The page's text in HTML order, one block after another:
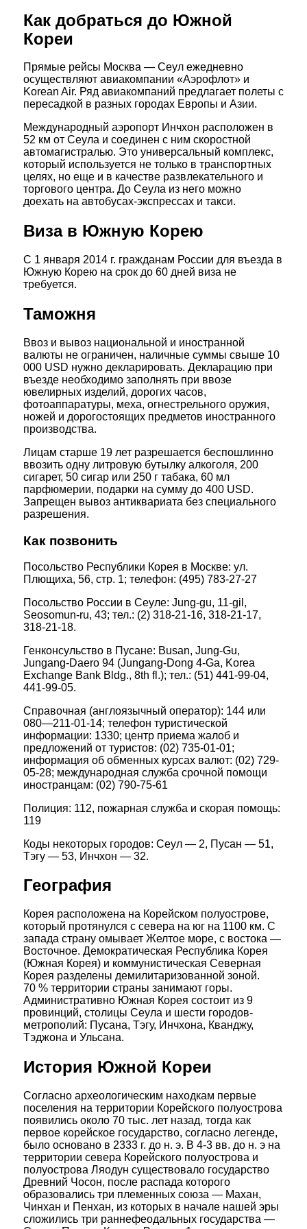
Как добраться до Южной
Кореи
Прямые рейсы Москва — Сеул ежедневно
осуществляют авиакомпании «Аэрофлот» и
Korean Air. Ряд авиакомпаний предлагает полеты с
пересадкой в разных городах Европы и Азии.
Международный аэропорт Инчхон расположен в
52 км от Сеула и соединен с ним скоростной
автомагистралью. Это универсальный комплекс,
который используется не только в транспортных
целях, но еще и в качестве развлекательного и
торгового центра. До Сеула из него можно
доехать на автобусах-экспрессах и такси.
Виза в Южную Корею
С 1 января 2014 г. гражданам России для въезда в
Южную Корею на срок до 60 дней виза не
требуется.
Таможня
Ввоз и вывоз национальной и иностранной
валюты не ограничен, наличные суммы свыше 10
000 USD нужно декларировать. Декларацию при
въезде необходимо заполнять при ввозе
ювелирных изделий, дорогих часов,
фотоаппаратуры, меха, огнестрельного оружия,
ножей и дорогостоящих предметов иностранного
производства.
Лицам старше 19 лет разрешается беспошлинно
ввозить одну литровую бутылку алкоголя, 200
сигарет, 50 сигар или 250 г табака, 60 мл
парфюмерии, подарки на сумму до 400 USD.
Запрещен вывоз антиквариата без специального
разрешения.
Как позвонить
Посольство Республики Корея в Москве: ул.
Плющиха, 56, стр. 1; телефон: (495) 783-27-27
Посольство России в Сеуле: Jung-gu, 11-gil,
Seosomun-ru, 43; тел.: (2) 318-21-16, 318-21-17,
318-21-18.
Генконсульство в Пусане: Busan, Jung-Gu,
Jungang-Daero 94 (Jungang-Dong 4-Ga, Korea
Exchange Bank Bldg., 8th fl.); тел.: (51) 441-99-04,
441-99-05.
Справочная (англоязычный оператор): 144 или
080—211-01-14; телефон туристической
информации: 1330; центр приема жалоб и
предложений от туристов: (02) 735-01-01;
информация об обменных курсах валют: (02) 729-
05-28; международная служба срочной помощи
иностранцам: (02) 790-75-61
Полиция: 112, пожарная служба и скорая помощь:
119
Коды некоторых городов: Сеул — 2, Пусан — 51,
Тэгу — 53, Инчхон — 32.
География
Корея расположена на Корейском полуострове,
который протянулся с севера на юг на 1100 км. С
запада страну омывает Желтое море, с востока —
Восточное. Демократическая Республика Корея
(Южная Корея) и коммунистическая Северная
Корея разделены демилитаризованной зоной.
70 % территории страны занимают горы.
Административно Южная Корея состоит из 9
провинций, столицы Сеула и шести городов-
метрополий: Пусана, Тэгу, Инчхона, Кванджу,
Тэджона и Ульсана.
История Южной Кореи
Согласно археологическим находкам первые
поселения на территории Корейского полуострова
появились около 70 тыс. лет назад, тогда как
первое корейское государство, согласно легенде,
было основано в 2333 г. до н. э. В 4-3 вв. до н. э на
территории севера Корейского полуострова и
полуострова Ляодун существовало государство
Древний Чосон, после распада которого
образовались три племенных союза — Махан,
Чинхан и Пенхан, из которых в начале нашей эры
сложились три раннефеодальных государства —